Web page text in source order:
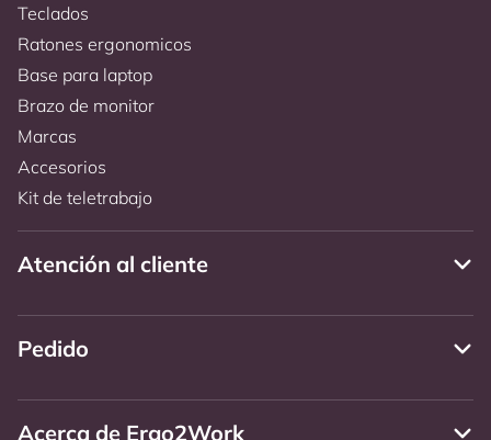
Teclados
Ratones ergonomicos
Base para laptop
Brazo de monitor
Marcas
Accesorios
Kit de teletrabajo
Atención al cliente
Pedido
Acerca de Ergo2Work